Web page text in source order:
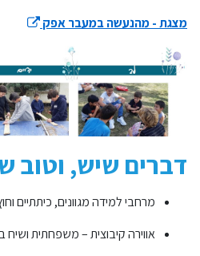
מצגת - מהנעשה במעבר אפק
דברים שיש, וטוב
מרחבי למידה מגוונים, כיתתיים
אווירה קיבוצית – משפחתית ושיח